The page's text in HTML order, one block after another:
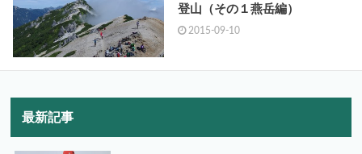
登山（その１燕岳編）
2015-09-10
最新記事